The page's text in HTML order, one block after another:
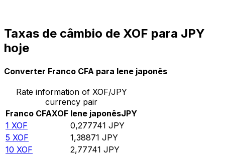
Taxas de câmbio de XOF para JPY
hoje
Converter Franco CFA para Iene japonês
Rate information of XOF/JPY
currency pair
Franco CFAXOF Iene japonêsJPY
1 XOF 0,277741 JPY
5 XOF 1,38871 JPY
10 XOF 2,77741 JPY